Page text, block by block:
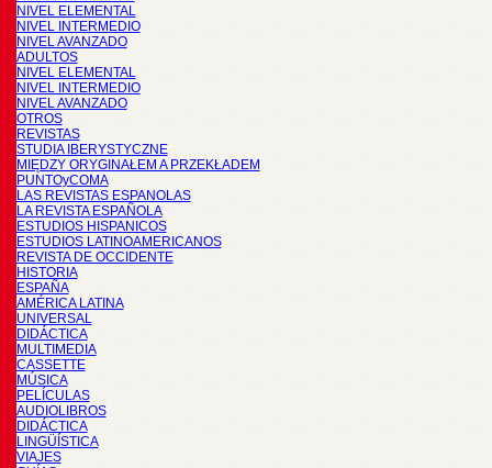
NIVEL ELEMENTAL
NIVEL INTERMEDIO
NIVEL AVANZADO
ADULTOS
NIVEL ELEMENTAL
NIVEL INTERMEDIO
NIVEL AVANZADO
OTROS
REVISTAS
STUDIA IBERYSTYCZNE
MIĘDZY ORYGINAŁEM A PRZEKŁADEM
PUNTOyCOMA
LAS REVISTAS ESPANOLAS
LA REVISTA ESPAÑOLA
ESTUDIOS HISPANICOS
ESTUDIOS LATINOAMERICANOS
REVISTA DE OCCIDENTE
HISTORIA
ESPAÑA
AMÉRICA LATINA
UNIVERSAL
DIDÁCTICA
MULTIMEDIA
CASSETTE
MÚSICA
PELÍCULAS
AUDIOLIBROS
DIDÁCTICA
LINGÜÍSTICA
VIAJES